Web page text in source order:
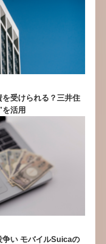
受けられる？三井住
活用
争い モバイルSuicaの